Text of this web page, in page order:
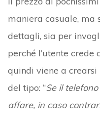
maniera casuale, ma
dettagli, sia per
perché l’utente crede
quindi viene a
del tipo: “Se il
affare, in caso